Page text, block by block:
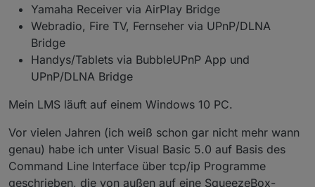
Yamaha Receiver via AirPlay Bridge
Webradio, Fire TV, Fernseher via UPnP/DLNA
Bridge
Handys/Tablets via BubbleUPnP App und
UPnP/DLNA Bridge
Mein LMS läuft auf einem Windows 10 PC.
Vor vielen Jahren (ich weiß schon gar nicht mehr wann
genau) habe ich unter Visual Basic 5.0 auf Basis des
Command Line Interface über tcp/ip Programme
geschrieben, die von außen auf eine SqueezeBox-